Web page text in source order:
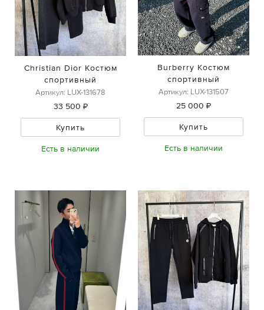
Christian Dior Костюм
спортивный
Артикул: LUX-131678
33 500 ₽
Купить
Есть в наличии
Burberry Костюм
спортивный
Артикул: LUX-131507
25 000 ₽
Купить
Есть в наличии